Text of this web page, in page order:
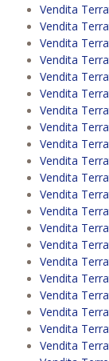
Vendita
Vendita
Vendita
Vendita
Vendita
Vendita
Vendita
Vendita
Vendita
Vendita
Vendita
Vendita
Vendita
Vendita
Vendita
Vendita
Vendita
Vendita
Vendita
Vendita
Vendita